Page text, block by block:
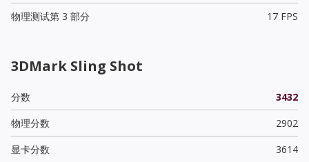
物理测试第 3 部分
17 FPS
3DMark Sling Shot
分数
3432
物理分数
2902
显卡分数
3614